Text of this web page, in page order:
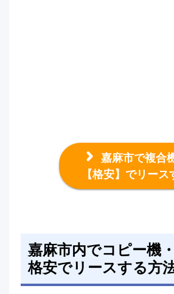
嘉麻市で複合
【格安】でリース
嘉麻市内でコピー機
格安でリースする方